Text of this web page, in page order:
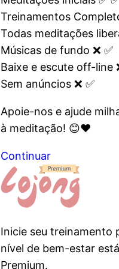
Treinamentos
Todas meditações
Músicas de fundo ❌ ✅
Baixe e escute off-line
Sem anúncios ❌ ✅
Apoie-nos e ajude
à meditação! 😊❤️
Continuar
Inicie seu treinamento
nível de bem-estar
Premium.